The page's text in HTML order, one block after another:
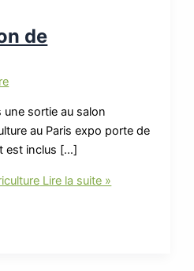
de
sortie au salon
au Paris expo porte de
est inclus […]
Lire la suite »